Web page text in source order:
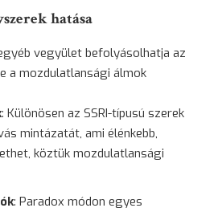
hatása
vegyület befolyásolhatja az
a mozdulatlansági álmok
: Különösen az SSRI-típusú szerek
mintázatát, ami élénkebb,
köztük mozdulatlansági
: Paradox módon egyes